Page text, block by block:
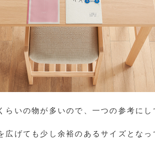
らいの物が多いので、一つの参考にし
げても少し余裕のあるサイズとなっ